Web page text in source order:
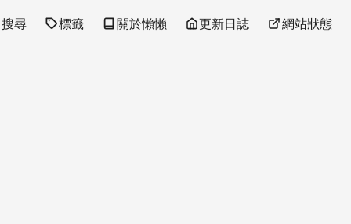
搜尋 標籤 關於懶懶 更新日誌 網站狀態